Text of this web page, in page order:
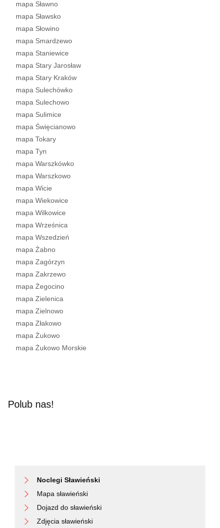
mapa Sławno
mapa Sławsko
mapa Słowino
mapa Smardzewo
mapa Staniewice
mapa Stary Jarosław
mapa Stary Kraków
mapa Sulechówko
mapa Sulechowo
mapa Sulimice
mapa Święcianowo
mapa Tokary
mapa Tyn
mapa Warszkówko
mapa Warszkowo
mapa Wicie
mapa Wiekowice
mapa Wilkowice
mapa Wrześnica
mapa Wszedzień
mapa Żabno
mapa Zagórzyn
mapa Zakrzewo
mapa Żegocino
mapa Zielenica
mapa Zielnowo
mapa Złakowo
mapa Żukowo
mapa Żukowo Morskie
Polub nas!
Noclegi Sławieński
Mapa sławieński
Dojazd do sławieński
Zdjęcia sławieński